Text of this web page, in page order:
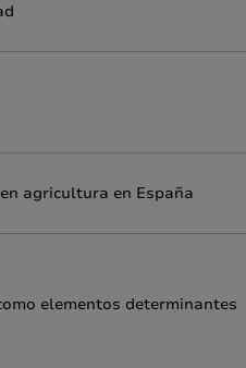
agricultura en España
elementos determinantes